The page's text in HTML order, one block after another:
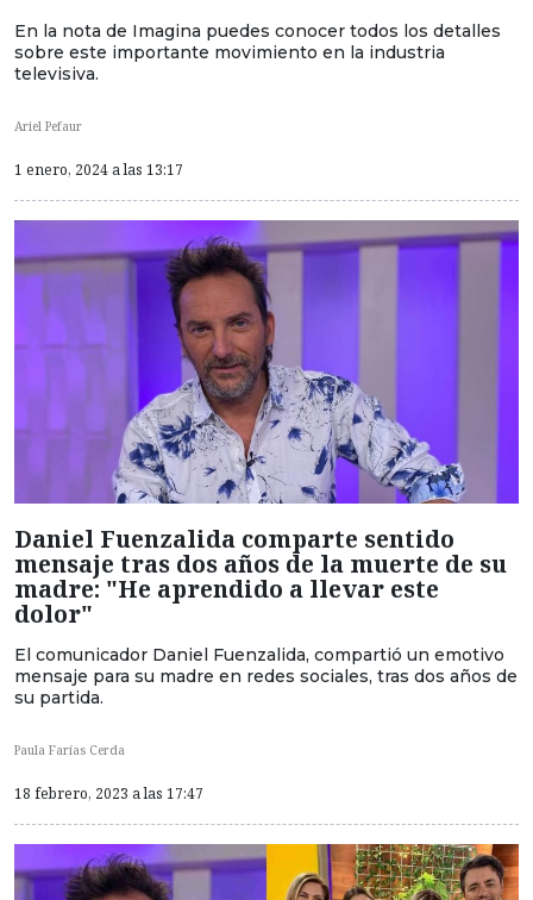
En la nota de Imagina puedes conocer todos los detalles
sobre este importante movimiento en la industria
televisiva.
Ariel Pefaur
1 enero, 2024 a las 13:17
Daniel Fuenzalida comparte sentido
mensaje tras dos años de la muerte de su
madre: "He aprendido a llevar este
dolor"
El comunicador Daniel Fuenzalida, compartió un emotivo
mensaje para su madre en redes sociales, tras dos años de
su partida.
Paula Farías Cerda
18 febrero, 2023 a las 17:47